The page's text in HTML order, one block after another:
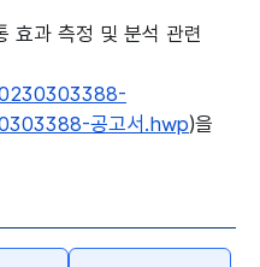
효과 측정 및 분석 관련
공고서.hwp)을